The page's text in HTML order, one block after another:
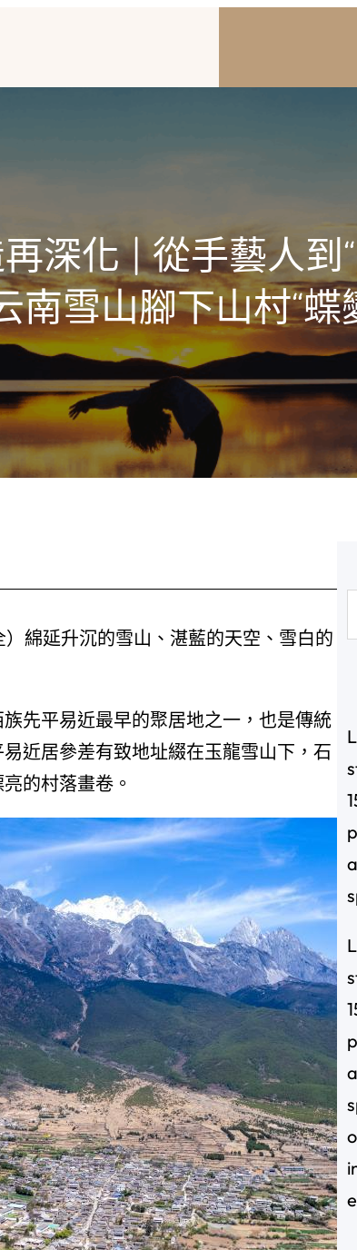
深化 | 從手藝人到
南雪山腳下山村“蝶
綿延升沉的雪山、湛藍的天空、雪白的
先平易近最早的聚居地之一，也是傳統
近居參差有致地址綴在玉龍雪山下，石
的村落畫卷。